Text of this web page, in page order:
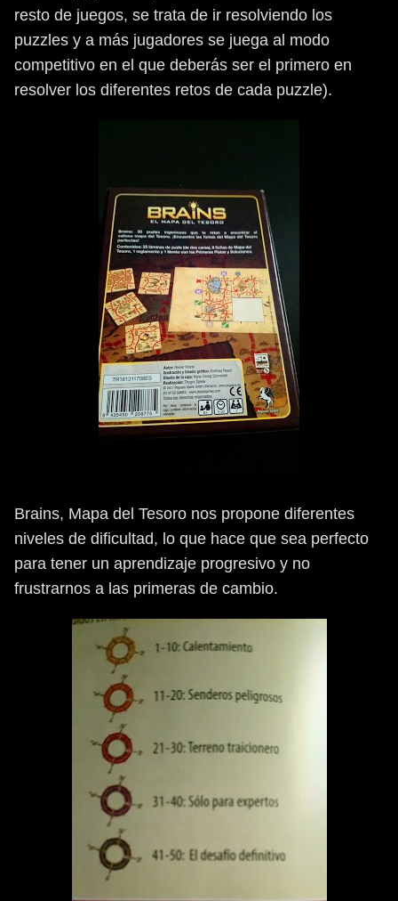
resto de juegos, se trata de ir resolviendo los
puzzles y a más jugadores se juega al modo
competitivo en el que deberás ser el primero en
resolver los diferentes retos de cada puzzle).
Brains, Mapa del Tesoro nos propone diferentes
niveles de dificultad, lo que hace que sea perfecto
para tener un aprendizaje progresivo y no
frustrarnos a las primeras de cambio.